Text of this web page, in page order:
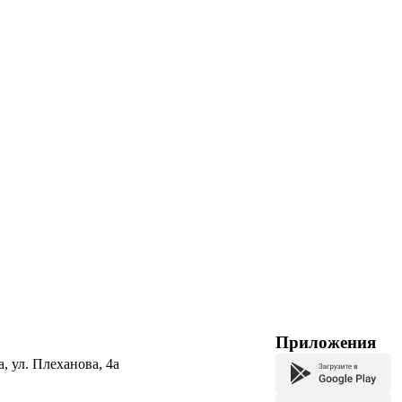
ул. Плеханова, 4а
Приложения